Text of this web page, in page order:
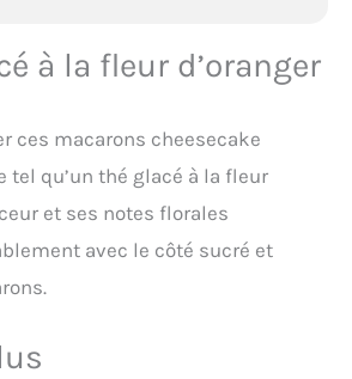
à la fleur d’oranger
ces macarons cheesecake
tel qu’un thé glacé à la fleur
et ses notes florales
avec le côté sucré et